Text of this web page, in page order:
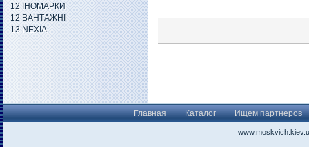
12 ІНОМАРКИ
12 ВАНТАЖНІ
13 NEXIA
Главная Каталог Ищем партнеров